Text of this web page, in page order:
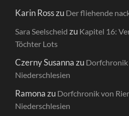
Karin Rosszu Der fliehende
Sara Seelscheid zu Kapitel 16:
Töchter Lots
Czerny Susannazu Dorfchronik
Niederschlesien
Ramonazu Dorfchronik von
Niederschlesien